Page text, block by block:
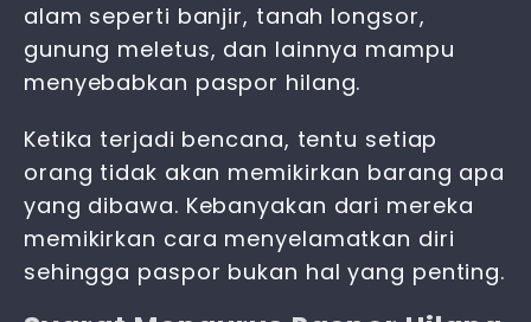
alam seperti banjir, tanah longsor,
gunung meletus, dan lainnya mampu
menyebabkan paspor hilang.
Ketika terjadi bencana, tentu setiap
orang tidak akan memikirkan barang apa
yang dibawa. Kebanyakan dari mereka
memikirkan cara menyelamatkan diri
sehingga paspor bukan hal yang penting.